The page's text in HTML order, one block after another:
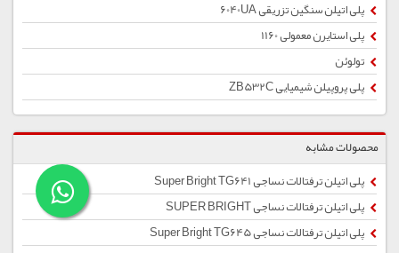
پلی اتیلن سنگین تزریقی 6040UA
پلی استایرن معمولی 1160
تولوئن
پلی پروپیلن شیمیایی ZB532C
محصولات مشابه
پلی اتیلن ترفتالات نساجی Super Bright TG641
پلی اتیلن ترفتالات نساجی SUPER BRIGHT
پلی اتیلن ترفتالات نساجی Super Bright TG645